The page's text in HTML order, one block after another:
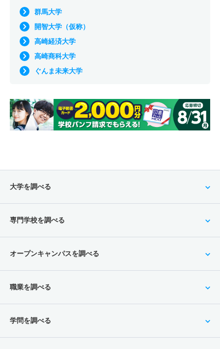
群馬大学
開智大学（仮称）
高崎経済大学
高崎商科大学
ぐんま未来大学
大学を調べる
専門学校を調べる
オープンキャンパスを調べる
職業を調べる
学問を調べる